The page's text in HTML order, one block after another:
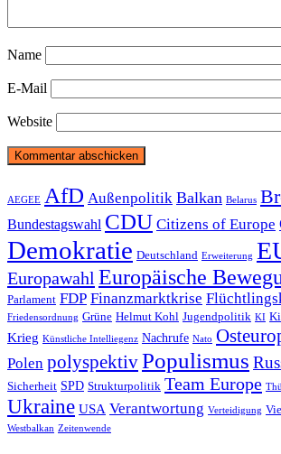
Name
E-Mail
Website
Beitragsnavigation
AEGEE AfD Außenpolitik Balkan Belarus
Bundestagswahl CDU Citizens of Europe
Demokratie Deutschland Erweiterung
Europawahl Europäische
Parlament FDP Finanzmarktkrise
Friedensordnung Grüne Helmut Kohl Jugendpolitik KI
Krieg Künstliche Intelliegenz Nachrufe Nato
Polen polyspektivPopulismus
Sicherheit SPD Strukturpolitik Team Europe
Ukraine USA Verantwortung Verteidigung
Westbalkan Zeitenwende